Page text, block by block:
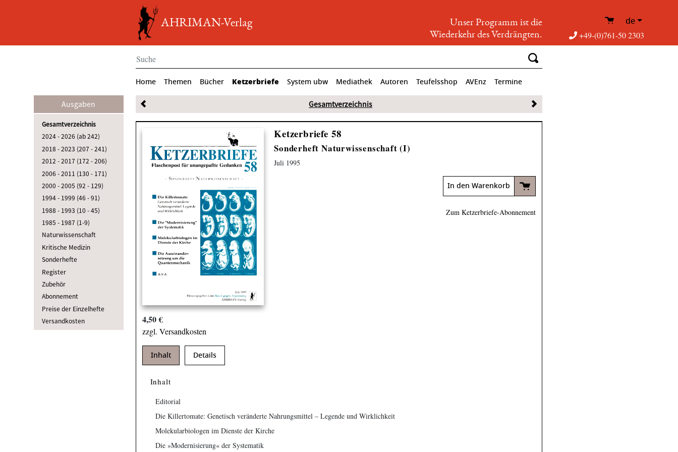
AHRIMAN-Verlag
Unser Programm ist die
Wiederkehr des Verdrängten.
de
+49-(0)761-50 2303
Home Themen Bücher Ketzerbriefe System ubw Mediathek Autoren Teufelsshop AVEnz Termine
Ausgaben
Gesamtverzeichnis
2024 - 2026 (ab 242)
2018 - 2023 (207 - 241)
2012 - 2017 (172 - 206)
2006 - 2011 (130 - 171)
2000 - 2005 (92 - 129)
1994 - 1999 (46 - 91)
1988 - 1993 (10 - 45)
1985 - 1987 (1-9)
Naturwissenschaft
Kritische Medizin
Sonderhefte
Register
Zubehör
Abonnement
Preise der Einzelhefte
Versandkosten
Gesamtverzeichnis
4,50 €
zzgl. Versandkosten
Ketzerbriefe 58
Sonderheft Naturwissenschaft (I)
Juli 1995
In den Warenkorb
Zum Ketzerbriefe-Abonnement
Inhalt Details
Inhalt
Editorial
Die Killertomate: Genetisch veränderte Nahrungsmittel – Legende und Wirklichkeit
Molekularbiologen im Dienste der Kirche
Die »Modernisierung« der Systematik